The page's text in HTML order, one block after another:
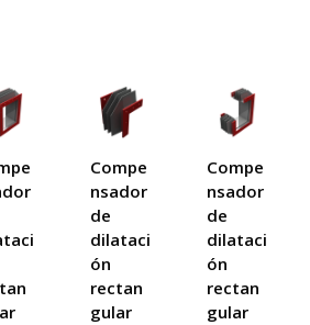
Compe
nsador
de
dilataci
ón
rectan
gular
Compe
nsador
de
dilataci
ón
rectan
gular